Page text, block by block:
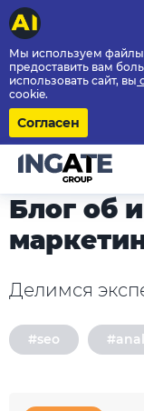
Мы используем файлы
предоставить вам
использовать сайт, вы
cookie.
Согласен
Блог об
Делимся
#seo